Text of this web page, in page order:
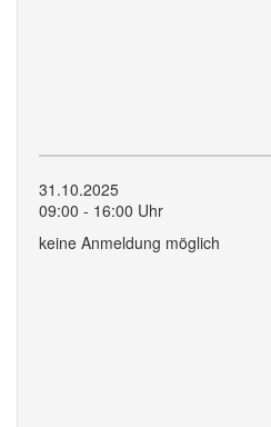
31.10.2025
09:00 - 16:00 Uhr
keine Anmeldung möglich